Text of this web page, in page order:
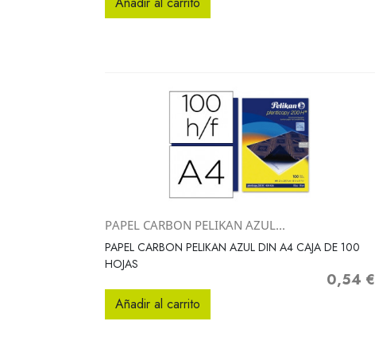
 Vista rápida
PAPEL CARBON PELIKAN AZUL...
PAPEL CARBON PELIKAN AZUL DIN A4 CAJA DE 100
HOJAS
Precio
0,54 €
Añadir al carrito